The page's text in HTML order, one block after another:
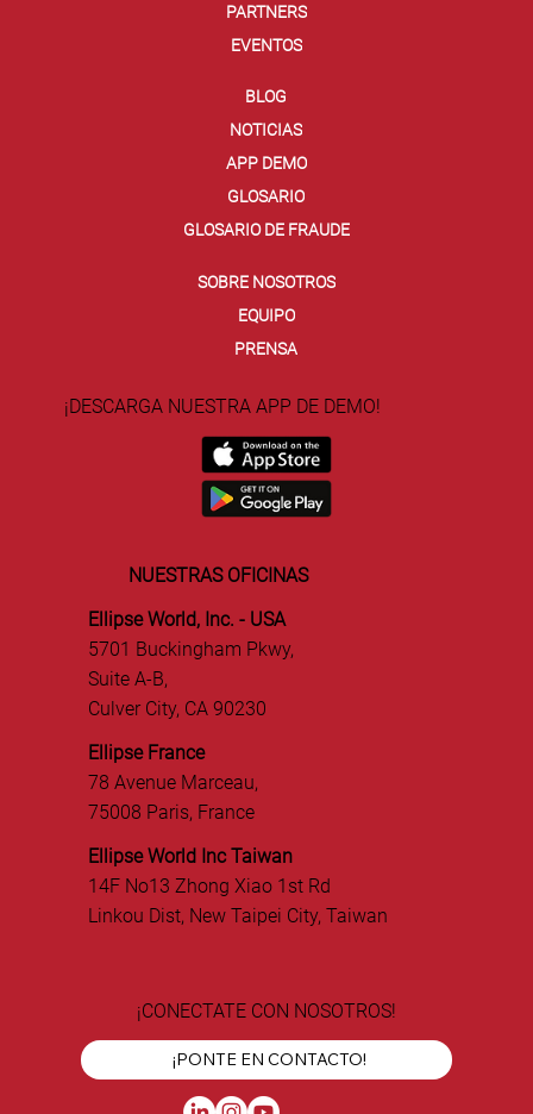
PARTNERS
EVENTOS
BLOG
NOTICIAS
APP DEMO
GLOSARIO
GLOSARIO DE FRAUDE
SOBRE NOSOTROS
EQUIPO
PRENSA
¡DESCARGA NUESTRA APP DE DEMO!
NUESTRAS OFICINAS
Ellipse World, Inc. - USA
5701 Buckingham Pkwy,
Suite A-B,
Culver City, CA 90230
Ellipse France
78 Avenue Marceau,
75008 Paris, France
Ellipse World Inc Taiwan
14F No13 Zhong Xiao 1st Rd
Linkou Dist, New Taipei City, Taiwan
¡CONECTATE CON NOSOTROS!
¡PONTE EN CONTACTO!